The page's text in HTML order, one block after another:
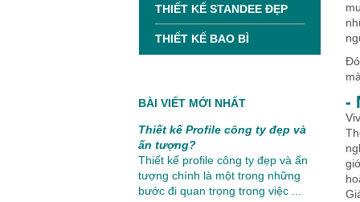
THIẾT KẾ STANDEE ĐẸP
THIẾT KẾ BAO BÌ
BÀI VIẾT MỚI NHẤT
Thiết kế Profile công ty đẹp và
ấn tượng?
Thiết kế profile công ty đẹp và ấn
tượng chính là một trong những
bước đi quan trọng trong việc ...
-